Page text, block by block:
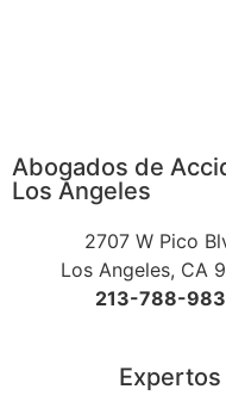
Abogados de
Los Angeles
2707 W Pico
Los Angeles, CA
213-788-
Expertos